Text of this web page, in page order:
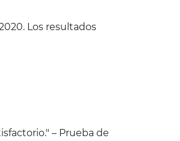
Los resultados
– Prueba de